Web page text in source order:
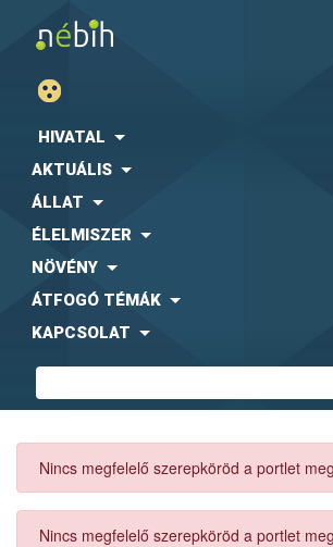
HIVATAL
AKTUÁLIS
ÁLLAT
ÉLELMISZER
NÖVÉNY
ÁTFOGÓ TÉMÁK
KAPCSOLAT
Nincs megfelelő szerepköröd a portlet
Nincs megfelelő szerepköröd a portlet